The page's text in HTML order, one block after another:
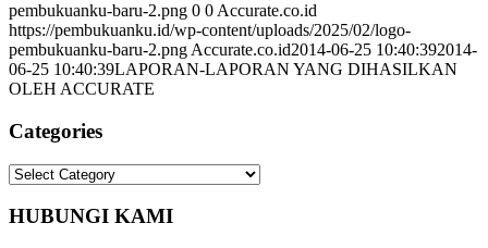
pembukuanku-baru-2.png 0 0 Accurate.co.id
https://pembukuanku.id/wp-content/uploads/2025/02/logo-
pembukuanku-baru-2.png Accurate.co.id2014-06-25 10:40:392014-
06-25 10:40:39LAPORAN-LAPORAN YANG DIHASILKAN
OLEH ACCURATE
Categories
Categories
HUBUNGI KAMI